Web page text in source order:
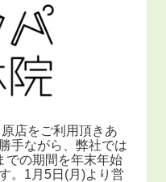
店をご利用頂きあ
手ながら、弊社では
での期間を年末年始
。1月5日(月)より営